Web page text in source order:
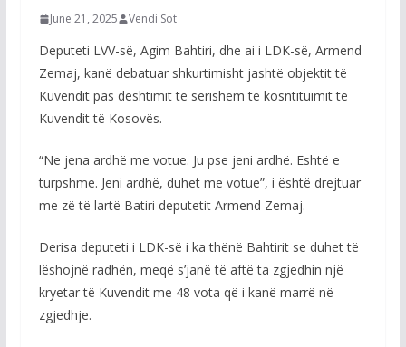
June 21, 2025 Vendi Sot
Deputeti LVV-së, Agim Bahtiri, dhe ai i LDK-së, Armend
Zemaj, kanë debatuar shkurtimisht jashtë objektit të
Kuvendit pas dështimit të serishëm të kosntituimit të
Kuvendit të Kosovës.
“Ne jena ardhë me votue. Ju pse jeni ardhë. Eshtë e
turpshme. Jeni ardhë, duhet me votue”, i është drejtuar
me zë të lartë Batiri deputetit Armend Zemaj.
Derisa deputeti i LDK-së i ka thënë Bahtirit se duhet të
lëshojnë radhën, meqë s’janë të aftë ta zgjedhin një
kryetar të Kuvendit me 48 vota që i kanë marrë në
zgjedhje.